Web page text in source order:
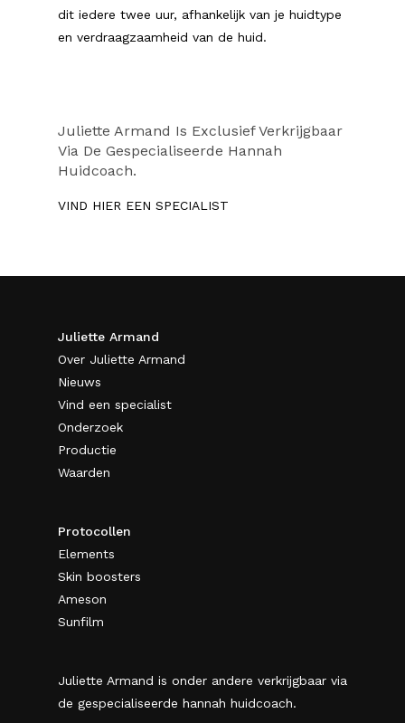
dit iedere twee uur, afhankelijk van je huidtype
en verdraagzaamheid van de huid.
Juliette Armand Is Exclusief Verkrijgbaar
Via De Gespecialiseerde Hannah
Huidcoach.
VIND HIER EEN SPECIALIST
Juliette Armand
Over Juliette Armand
Nieuws
Vind een specialist
Onderzoek
Productie
Waarden
Protocollen
Elements
Skin boosters
Ameson
Sunfilm
Juliette Armand is onder andere verkrijgbaar via
de gespecialiseerde hannah huidcoach.